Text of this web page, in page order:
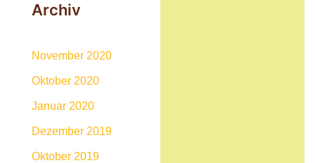
Archiv
November 2020
Oktober 2020
Januar 2020
Dezember 2019
Oktober 2019